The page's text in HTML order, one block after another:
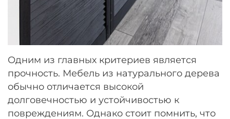
Одним из главных критериев является
прочность. Мебель из натурального дерева
обычно отличается высокой
долговечностью и устойчивостью к
повреждениям. Однако стоит помнить, что